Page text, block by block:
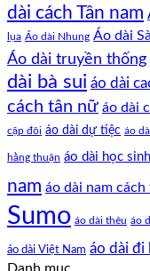
dài cách Tân nam
lụa Áo dài Nhung Áo dài
Áo dài truyền thống
dài bà sui áo dài
cách tân nữ áo dài
cặp đôi áo dài dự tiệc áo
hằng thuận áo dài học sinh
nam áo dài nam cách
Sumo áo dài thêu áo
áo dài Việt Nam áo dài đi